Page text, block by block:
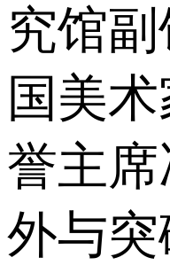
究馆
国美
誉主席
外与突